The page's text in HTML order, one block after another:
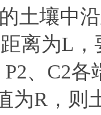
土壤中
离为L
、C2
为R，则